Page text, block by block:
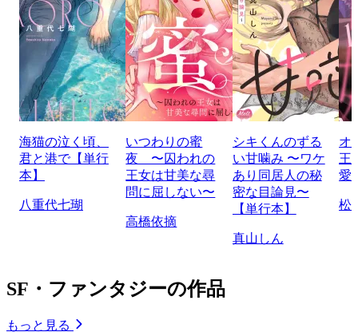
海猫の泣く頃、
君と港で【単行
本】
八重代七瑚
いつわりの蜜
夜 〜囚われの
王女は甘美な尋
問に屈しない〜
高橋依摘
シキくんのずる
い甘噛み 〜ワケ
あり同居人の秘
密な目論見〜
【単行本】
真山しん
オ
王
愛
松
SF・ファンタジーの作品
もっと見る